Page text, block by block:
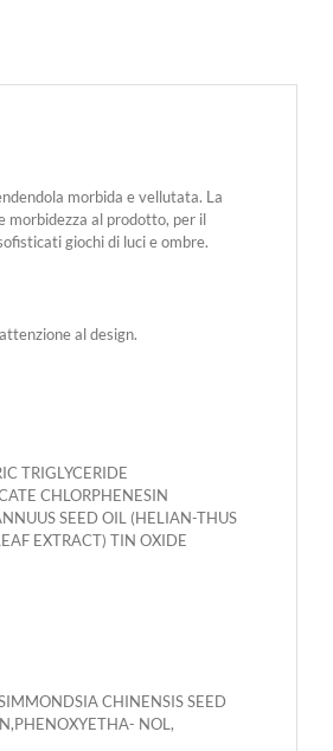
morbida e vellutata. La
morbidezza al prodotto, per il
giochi di luci e ombre.
al design.
TRIGLYCERIDE
CHLORPHENESIN
SEED OIL (HELIAN-THUS
EXTRACT) TIN OXIDE
CHINENSIS SEED
NOL,